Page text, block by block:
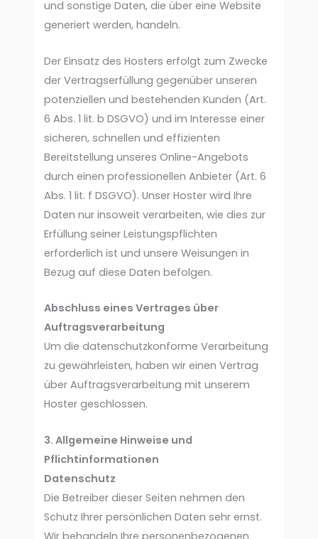
und sonstige Daten, die über eine Website
generiert werden, handeln.
Der Einsatz des Hosters erfolgt zum Zwecke
der Vertragserfüllung gegenüber unseren
potenziellen und bestehenden Kunden (Art.
6 Abs. 1 lit. b DSGVO) und im Interesse einer
sicheren, schnellen und effizienten
Bereitstellung unseres Online-Angebots
durch einen professionellen Anbieter (Art. 6
Abs. 1 lit. f DSGVO). Unser Hoster wird Ihre
Daten nur insoweit verarbeiten, wie dies zur
Erfüllung seiner Leistungspflichten
erforderlich ist und unsere Weisungen in
Bezug auf diese Daten befolgen.
Abschluss eines Vertrages über
Auftragsverarbeitung
Um die datenschutzkonforme Verarbeitung
zu gewährleisten, haben wir einen Vertrag
über Auftragsverarbeitung mit unserem
Hoster geschlossen.
3. Allgemeine Hinweise und
Pflichtinformationen
Datenschutz
Die Betreiber dieser Seiten nehmen den
Schutz Ihrer persönlichen Daten sehr ernst.
Wir behandeln Ihre personenbezogenen